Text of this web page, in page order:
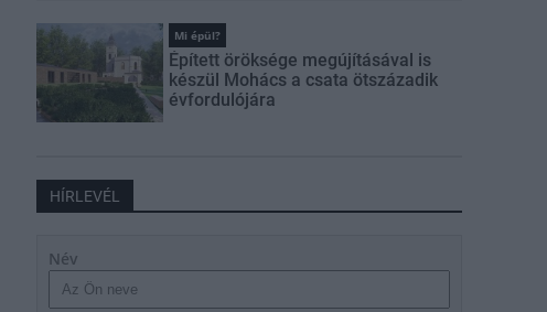
Mi épül?
Épített öröksége megújításával is
készül Mohács a csata ötszázadik
évfordulójára
HÍRLEVÉL
Név